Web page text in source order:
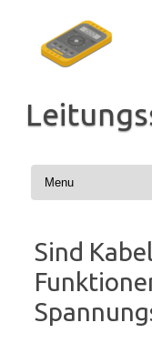
springen
Sind